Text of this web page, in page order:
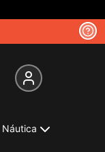
Náutica